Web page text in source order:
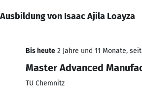
Ausbildung von Isaac Ajila Loayza
Bis heute 2 Jahre und 11 Monate,
Master Advanced
TU Chemnitz